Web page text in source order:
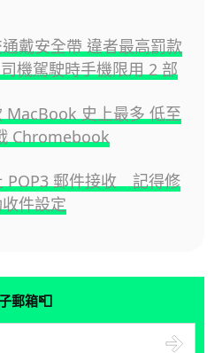
戴安全帶 違者最高罰款
機駕駛時手機限用 2 部
MacBook 史上最多 低至
Chromebook
POP3 郵件接收 記得修
件設定
郵箱📮